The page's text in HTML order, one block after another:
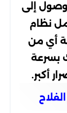
إلى
نظام
أي من
بسرعة
أكبر.